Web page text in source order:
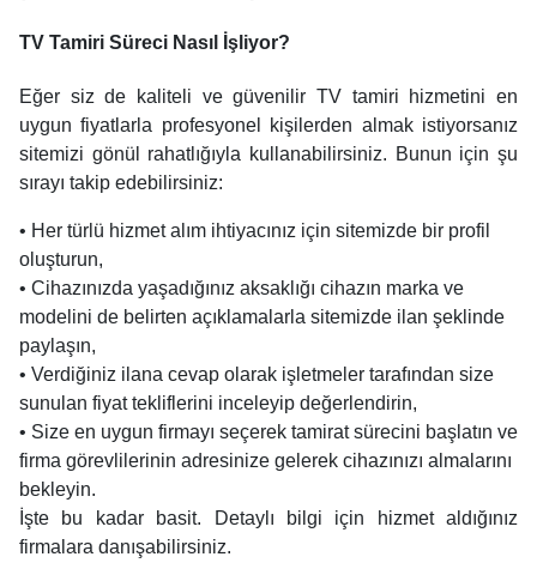
TV Tamiri Süreci Nasıl İşliyor?
Eğer siz de kaliteli ve güvenilir TV tamiri hizmetini en
uygun fiyatlarla profesyonel kişilerden almak istiyorsanız
sitemizi gönül rahatlığıyla kullanabilirsiniz. Bunun için şu
sırayı takip edebilirsiniz:
• Her türlü hizmet alım ihtiyacınız için sitemizde bir profil
oluşturun,
• Cihazınızda yaşadığınız aksaklığı cihazın marka ve
modelini de belirten açıklamalarla sitemizde ilan şeklinde
paylaşın,
• Verdiğiniz ilana cevap olarak işletmeler tarafından size
sunulan fiyat tekliflerini inceleyip değerlendirin,
• Size en uygun firmayı seçerek tamirat sürecini başlatın ve
firma görevlilerinin adresinize gelerek cihazınızı almalarını
bekleyin.
İşte bu kadar basit. Detaylı bilgi için hizmet aldığınız
firmalara danışabilirsiniz.